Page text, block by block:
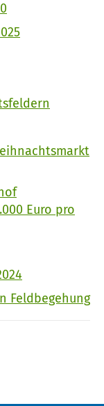
Euro pro
Feldbegehung